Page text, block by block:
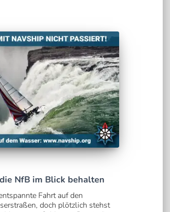
NfB im Blick behalten
Fahrt auf den
doch plötzlich stehst